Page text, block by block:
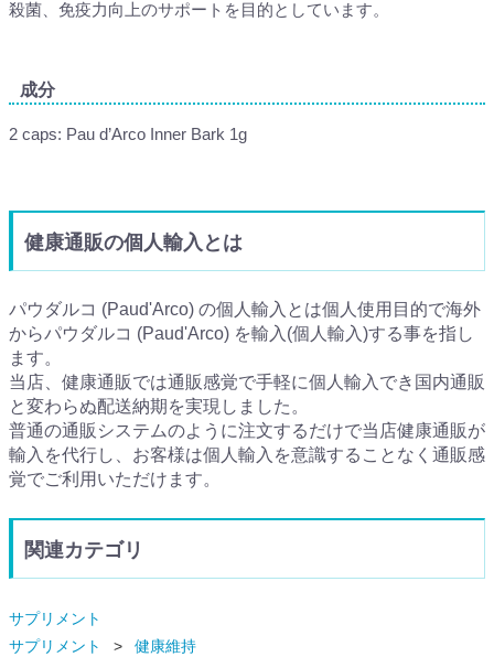
殺菌、免疫力向上のサポートを目的としています。
成分
2 caps: Pau d’Arco Inner Bark 1g
健康通販の個人輸入とは
パウダルコ (Paud'Arco) の個人輸入とは個人使用目的で海外
からパウダルコ (Paud'Arco) を輸入(個人輸入)する事を指し
ます。
当店、健康通販では通販感覚で手軽に個人輸入でき国内通販
と変わらぬ配送納期を実現しました。
普通の通販システムのように注文するだけで当店健康通販が
輸入を代行し、お客様は個人輸入を意識することなく通販感
覚でご利用いただけます。
関連カテゴリ
サプリメント
サプリメント
健康維持